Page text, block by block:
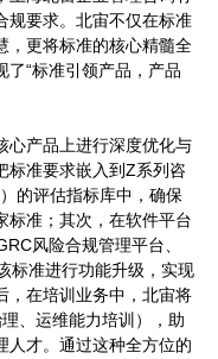
规要求。北宙不仅在标准
，更将标准的核心精髓全
“标准引领产品，产品
心产品上进行深度优化与
标准要求嵌入到Z系列咨
的评估指标库中，确保
标准；其次，在软件平台
风险合规管理平台、
标准进行功能升级，实现
，在培训业务中，北宙将
、运维能力培训），助
人才。通过这种全方位的